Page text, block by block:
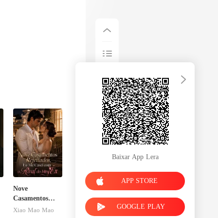
Nove
Casamentos
Rejeitados, Eu
Xiao Mao Mao
Baixar App Lera
APP STORE
GOOGLE PLAY